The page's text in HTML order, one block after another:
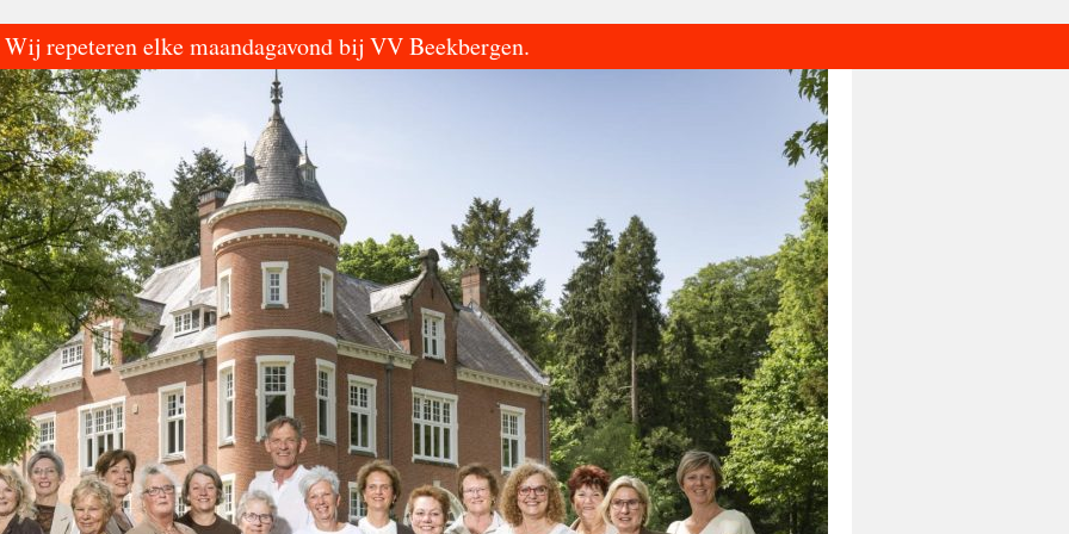
Wij repeteren elke maandagavond bij VV Beekbergen.